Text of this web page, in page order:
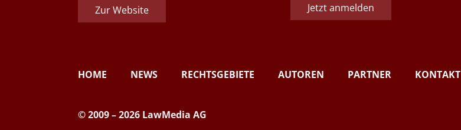
Zur Website Jetzt anmelden
HOME NEWS RECHTSGEBIETE AUTOREN PARTNER KONTAKT
© 2009 – 2026 LawMedia AG